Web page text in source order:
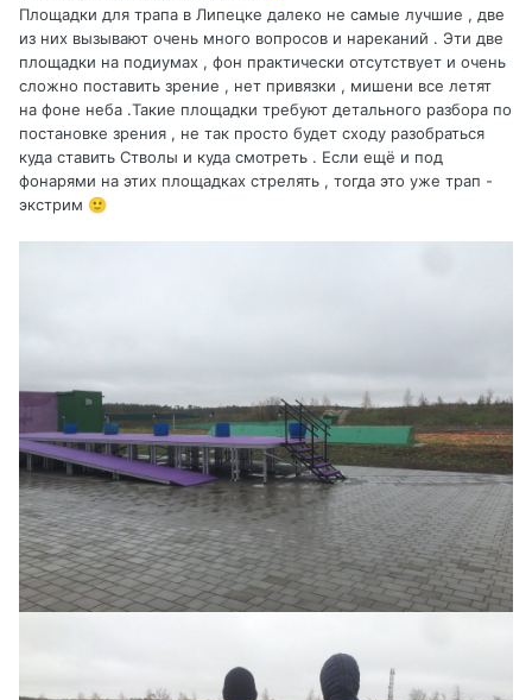
Площадки для трапа в Липецке далеко не самые лучшие , две
из них вызывают очень много вопросов и нареканий . Эти две
площадки на подиумах , фон практически отсутствует и очень
сложно поставить зрение , нет привязки , мишени все летят
на фоне неба .Такие площадки требуют детального разбора по
постановке зрения , не так просто будет сходу разобраться
куда ставить Стволы и куда смотреть . Если ещё и под
фонарями на этих площадках стрелять , тогда это уже трап -
экстрим 🙂